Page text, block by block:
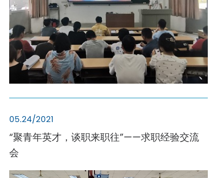
05.24/2021
“聚青年英才，谈职来职往”——求职经验交流
会